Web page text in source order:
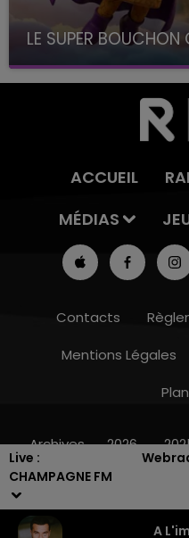
Live :
CHAMPAGNE FM
A
11h00
LE SUPER
avec La Famille
ACCUEIL
MÉDIAS
Contacts
Mentions Légales
Archives 2026